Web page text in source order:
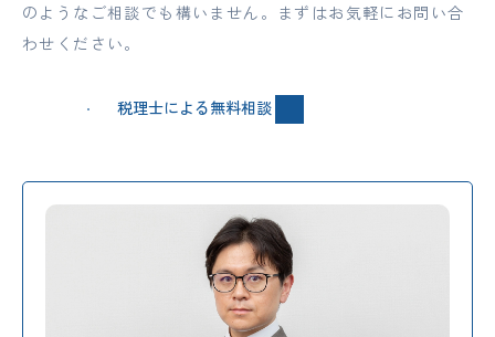
のようなご相談でも構いません。まずはお気軽にお問い合
わせください。
税理士による無料相談